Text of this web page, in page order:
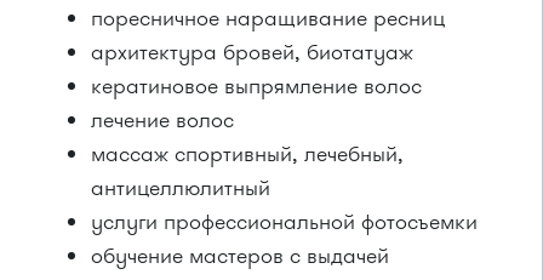
поресничное наращивание ресниц
архитектура бровей, биотатуаж
кератиновое выпрямление волос
лечение волос
массаж спортивный, лечебный,
антицеллюлитный
услуги профессиональной фотосъемки
обучение мастеров с выдачей